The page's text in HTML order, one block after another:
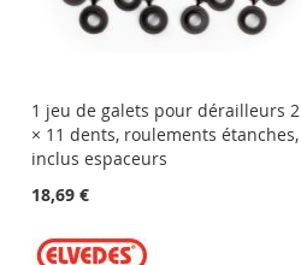
1 jeu de galets pour dérailleurs 2
× 11 dents, roulements étanches,
inclus espaceurs
18,69 €